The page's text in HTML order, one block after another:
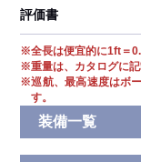
評価書
※全長は便宜的に1ft＝
※重量は、カタログに
※巡航、最高速度はボ
す。
装備一覧